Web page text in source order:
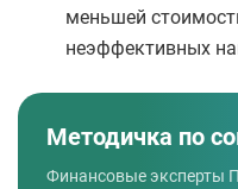
меньшей
неэффективных
Методичка по
Финансовые эксперты